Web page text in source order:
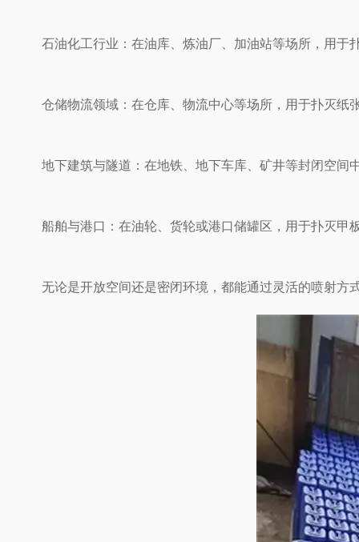
石油化工行业：在油库、炼油厂、加油站等场所，用于
仓储物流领域：在仓库、物流中心等场所，用于扑灭纸
地下建筑与隧道：在地铁、地下车库、矿井等封闭空间
船舶与港口：在油轮、货轮或港口储罐区，用于扑灭甲
无论是开放空间还是密闭环境，都能通过灵活的喷射方